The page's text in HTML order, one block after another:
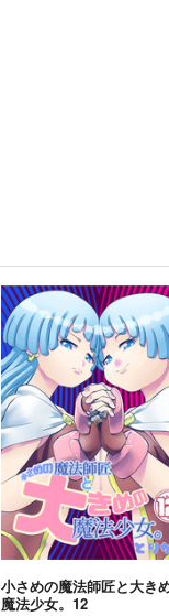
小さめの魔法師匠と大き
魔法少女。12